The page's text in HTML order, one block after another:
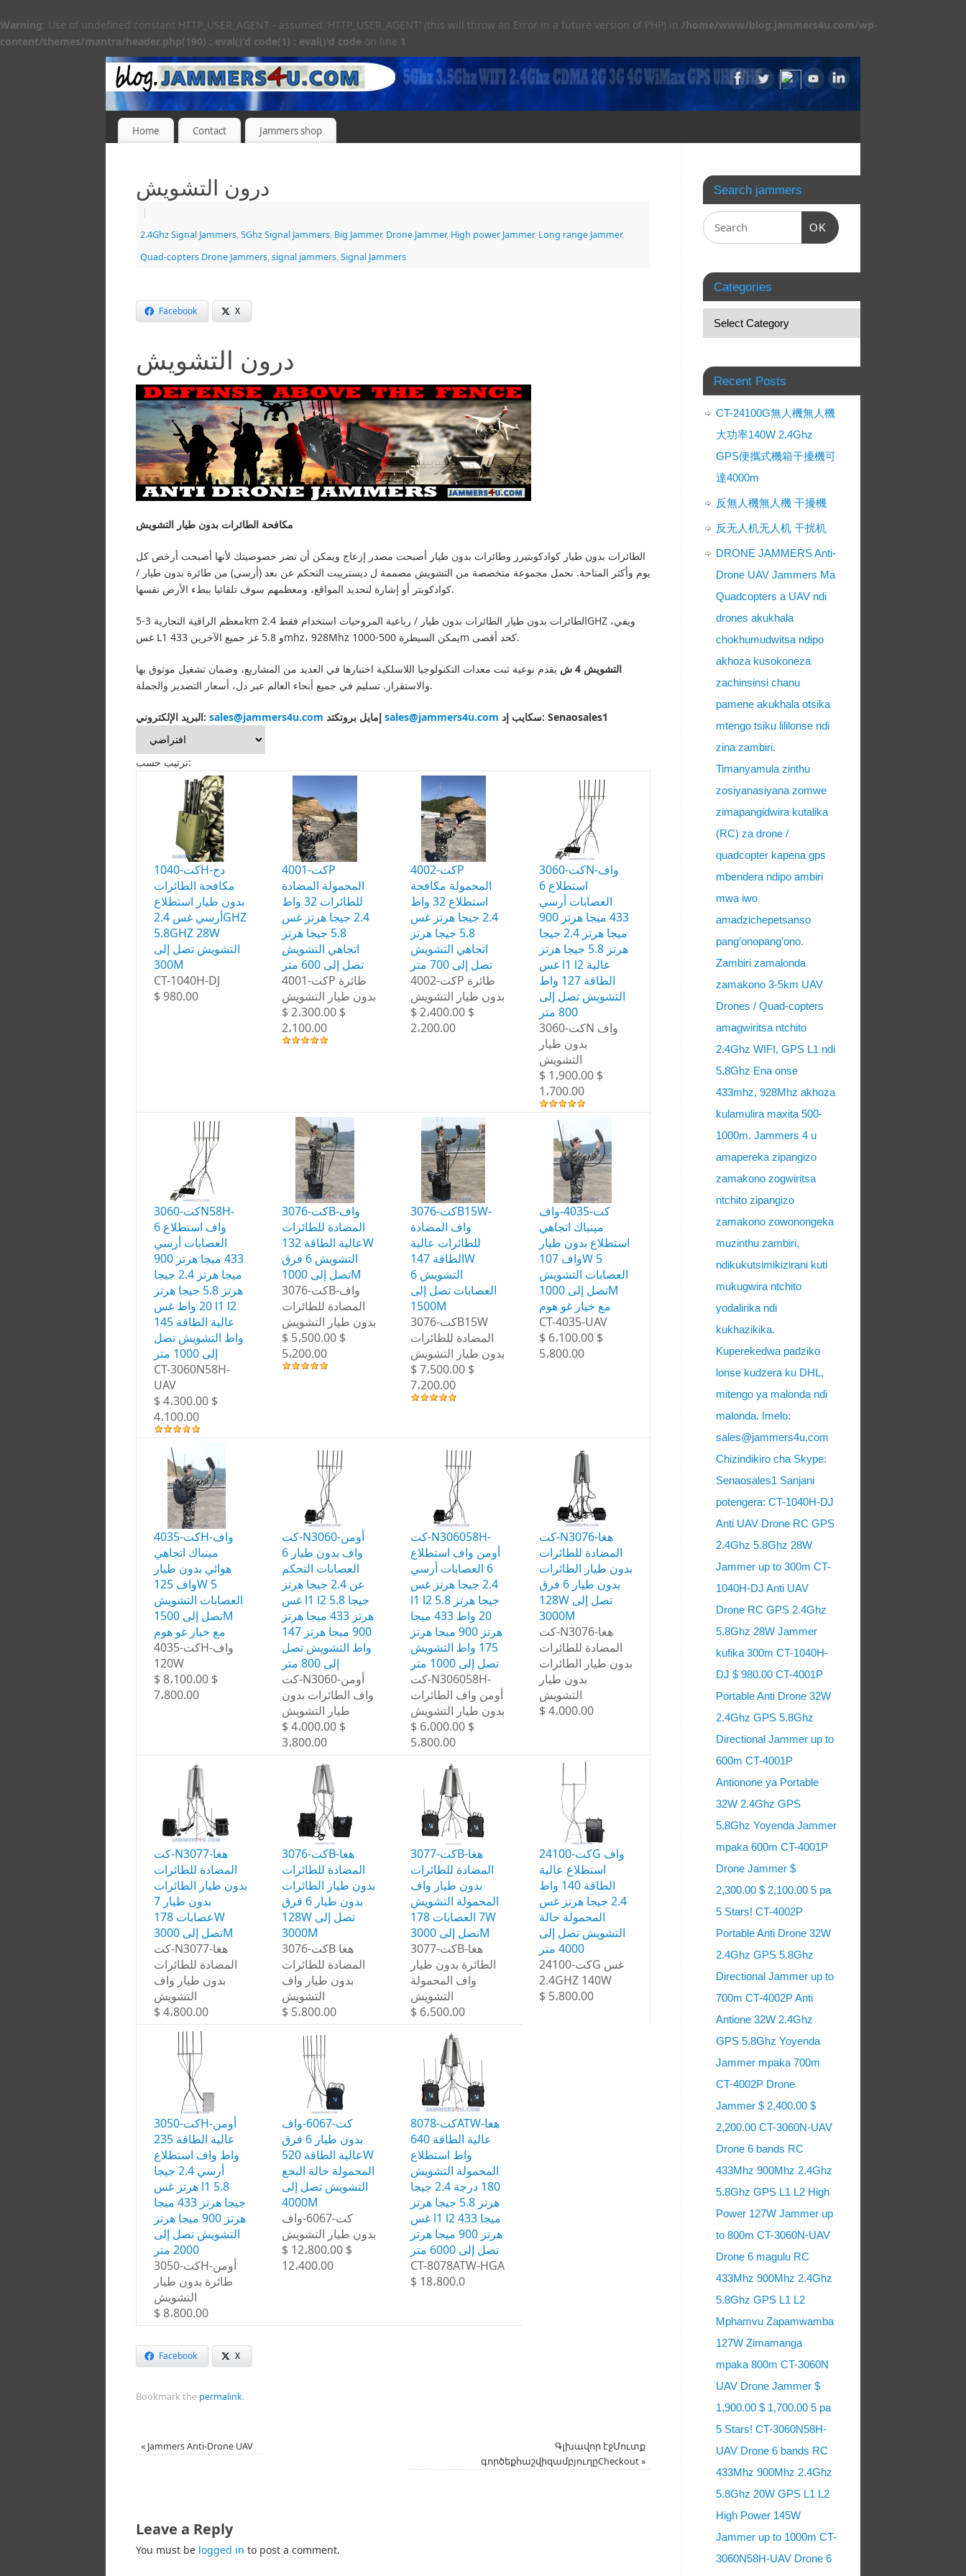
Warning: Use of undefined constant HTTP_USER_AGENT - assumed 'HTTP_USER_AGENT' (this will throw an Error in a future version of PHP) in /home/www/blog.jammers4u.com/wp-
content/themes/mantra/header.php(190) : eval()'d code(1) : eval()'d code on line 1
Home Contact Jammers shop
درون التشويش
|
2.4Ghz Signal Jammers, 5Ghz Signal Jammers, Big Jammer, Drone Jammer, High power Jammer, Long range Jammer,
Quad-copters Drone Jammers, signal jammers, Signal Jammers
Facebook X
درون التشويش
مكافحة الطائرات بدون طيار التشويش
الطائرات بدون طيار كوادكوبتيرز وطائرات بدون طيار أصبحت مصدر إزعاج ويمكن أن تضر خصوصيتك لأنها أصبحت أرخص كل
يوم وأكثر المتاحة. نحمل مجموعة متخصصة من التشويش مصممة ل ديستريبت التحكم عن بعد (أرسي) من طائرة بدون طيار /
كوادكوبتر أو إشارة لتحديد المواقع، ومعظمهم سوف تلقائيا ببطء الأرض نفسها.
معظم الراقية التجارية 3-5km الطائرات بدون طيار الطائرات بدون طيار / رباعية المروحيات استخدام فقط 2.4GHZ ويفي،
غس L1 و 5.8 غز جميع الآخرين 433mhz، 928Mhz يمكن السيطرة 500-1000m كحد أقصى.
التشويش 4 ش
يقدم نوعية ثبت معدات التكنولوجيا اللاسلكية اختبارها في العديد من المشاريع، وضمان تشغيل موثوق بها
والاستقرار.تسليم في جميع أنحاء العالم عبر دل، أسعار التصدير والجملة.
البريد الإلكتروني: sales@jammers4u.com إمايل بروتكتد sales@jammers4u.com سكايب إد: Senaosales1
ترتيب حسب:
كت-1040H-دج
مكافحة الطائرات
بدون طيار استطلاع
أرسي غس 2.4GHZ
5.8GHZ 28W
التشويش تصل إلى
300M
CT-1040H-DJ
$ 980.00
كت-4001P
المحمولة المضادة
للطائرات 32 واط
2.4 جيجا هرتز غس
5.8 جيجا هرتز
اتجاهي التشويش
تصل إلى 600 متر
كت-4001P طائرة
بدون طيار التشويش
$ 2،300.00 $
2،100.00
كت-4002P
المحمولة مكافحة
استطلاع 32 واط
2.4 جيجا هرتز غس
5.8 جيجا هرتز
اتجاهي التشويش
تصل إلى 700 متر
كت-4002P طائرة
بدون طيار التشويش
$ 2،400.00 $
2،200.00
كت-3060N-واف
استطلاع 6
العصابات أرسي
433 ميجا هرتز 900
ميجا هرتز 2.4 جيجا
هرتز 5.8 جيجا هرتز
غس l1 l2 عالية
الطاقة 127 واط
التشويش تصل إلى
800 متر
كت-3060N واف
بدون طيار
التشويش
$ 1،900.00 $
1،700.00
كت-3060N58H-
واف استطلاع 6
العصابات أرسي
433 ميجا هرتز 900
ميجا هرتز 2.4 جيجا
هرتز 5.8 جيجا هرتز
20 واط غس l1 l2
عالية الطاقة 145
واط التشويش تصل
إلى 1000 متر
CT-3060N58H-
UAV
$ 4،300.00 $
4،100.00
كت-3076B-واف
المضادة للطائرات
عالية الطاقة 132W
التشويش 6 فرق
تصل إلى 1000M
كت-3076B-واف
المضادة للطائرات
بدون طيار التشويش
$ 5،500.00 $
5،200.00
كت-3076B15W-
واف المضادة
للطائرات عالية
الطاقة 147W
التشويش 6
العصابات تصل إلى
1500M
كت-3076B15W
المضادة للطائرات
بدون طيار التشويش
$ 7،500.00 $
7،200.00
كت-4035-واف
مينباك اتجاهي
استطلاع بدون طيار
واف 107W 5
العصابات التشويش
تصل إلى 1000M
مع خيار غو هوم
CT-4035-UAV
$ 6،100.00 $
5،800.00
كت-4035H-واف
مينباك اتجاهي
هوائي بدون طيار
واف 125W 5
العصابات التشويش
تصل إلى 1500M
مع خيار غو هوم
كت-4035H-واف
120W
$ 8،100.00 $
7،800.00
كت-N3060-أومن
واف بدون طيار 6
العصابات التحكم
عن 2.4 جيجا هرتز
غس l1 l2 5.8 جيجا
هرتز 433 ميجا هرتز
900 ميجا هرتز 147
واط التشويش تصل
إلى 800 متر
كت-N3060-أومن
واف الطائرات بدون
طيار التشويش
$ 4،000.00 $
3،800.00
كت-N306058H-
أومن واف استطلاع
6 العصابات أرسي
2.4 جيجا هرتز غس
l1 l2 5.8 جيجا هرتز
20 واط 433 ميجا
هرتز 900 ميجا هرتز
175 واط التشويش
تصل إلى 1000 متر
كت-N306058H-
أومن واف الطائرات
بدون طيار التشويش
$ 6،000.00 $
5،800.00
كت-N3076-هغا
المضادة للطائرات
بدون طيار الطائرات
بدون طيار 6 فرق
128W تصل إلى
3000M
كت-N3076-هغا
المضادة للطائرات
بدون طيار الطائرات
بدون طيار
التشويش
$ 4،000.00
كت-N3077-هغا
المضادة للطائرات
بدون طيار الطائرات
بدون طيار 7
عصابات 178W
تصل إلى 3000M
كت-N3077-هغا
المضادة للطائرات
بدون طيار واف
التشويش
$ 4،800.00
كت-3076B-هغا
المضادة للطائرات
بدون طيار الطائرات
بدون طيار 6 فرق
128W تصل إلى
3000M
كت-3076B هغا
المضادة للطائرات
بدون طيار واف
التشويش
$ 5،800.00
كت-3077B-هغا
المضادة للطائرات
بدون طيار واف
المحمولة التشويش
7 العصابات 178W
تصل إلى 3000M
كت-3077B-هغا
الطائرة بدون طيار
واف المحمولة
التشويش
$ 6،500.00
كت-24100G واف
استطلاع عالية
الطاقة 140 واط
2.4 جيجا هرتز غس
المحمولة حالة
التشويش تصل إلى
4000 متر
كت-24100G غس
2.4GHZ 140W
$ 5،800.00
كت-3050H-أومن
عالية الطاقة 235
واط واف استطلاع
أرسي 2.4 جيجا
هرتز غس l1 5.8
جيجا هرتز 433 ميجا
هرتز 900 ميجا هرتز
التشويش تصل إلى
2000 متر
كت-3050H-أومن
طائرة بدون طيار
التشويش
$ 8،800.00
كت-6067-واف
بدون طيار 6 فرق
عالية الطاقة 520W
المحمولة حالة البجع
التشويش تصل إلى
4000M
كت-6067-واف
بدون طيار التشويش
$ 12،800.00 $
12،400.00
كت-8078ATW-هغا
عالية الطاقة 640
واط استطلاع
المحمولة التشويش
180 درجة 2.4 جيجا
هرتز 5.8 جيجا هرتز
غس l1 l2 433 ميجا
هرتز 900 ميجا هرتز
تصل إلى 6000 متر
CT-8078ATW-HGA
$ 18،800.0
Facebook X
Bookmark the permalink.
« Jammers Anti-Drone UAV
Գլխավոր էջՄուտք
գործեքհաշվիզամբյուղըCheckout»
Leave a Reply
You must be logged in to post a comment.
Search jammers
OK
Categories
Recent Posts
CT-24100G無人機無人機
大功率140W 2.4Ghz
GPS便攜式機箱干擾機可
達4000m
反無人機無人機 干擾機
反无人机无人机 干扰机
DRONE JAMMERS Anti-
Drone UAV Jammers Ma
Quadcopters a UAV ndi
drones akukhala
chokhumudwitsa ndipo
akhoza kusokoneza
zachinsinsi chanu
pamene akukhala otsika
mtengo tsiku lililonse ndi
zina zambiri.
Timanyamula zinthu
zosiyanasiyana zomwe
zimapangidwira kutalika
(RC) za drone /
quadcopter kapena gps
mbendera ndipo ambiri
mwa iwo
amadzichepetsanso
pang’onopang’ono.
Zambiri zamalonda
zamakono 3-5km UAV
Drones / Quad-copters
amagwiritsa ntchito
2.4Ghz WIFI, GPS L1 ndi
5.8Ghz Ena onse
433mhz, 928Mhz akhoza
kulamulira maxita 500-
1000m. Jammers 4 u
amapereka zipangizo
zamakono zogwiritsa
ntchito zipangizo
zamakono zowonongeka
muzinthu zambiri,
ndikukutsimikizirani kuti
mukugwira ntchito
yodalirika ndi
kukhazikika.
Kuperekedwa padziko
lonse kudzera ku DHL,
mitengo ya malonda ndi
malonda. Imelo:
sales@jammers4u.com
Chizindikiro cha Skype:
Senaosales1 Sanjani
potengera: CT-1040H-DJ
Anti UAV Drone RC GPS
2.4Ghz 5.8Ghz 28W
Jammer up to 300m CT-
1040H-DJ Anti UAV
Drone RC GPS 2.4Ghz
5.8Ghz 28W Jammer
kufika 300m CT-1040H-
DJ $ 980.00 CT-4001P
Portable Anti Drone 32W
2.4Ghz GPS 5.8Ghz
Directional Jammer up to
600m CT-4001P
Antionone ya Portable
32W 2.4Ghz GPS
5.8Ghz Yoyenda Jammer
mpaka 600m CT-4001P
Drone Jammer $
2,300.00 $ 2,100.00 5 pa
5 Stars! CT-4002P
Portable Anti Drone 32W
2.4Ghz GPS 5.8Ghz
Directional Jammer up to
700m CT-4002P Anti
Antione 32W 2.4Ghz
GPS 5.8Ghz Yoyenda
Jammer mpaka 700m
CT-4002P Drone
Jammer $ 2,400.00 $
2,200.00 CT-3060N-UAV
Drone 6 bands RC
433Mhz 900Mhz 2.4Ghz
5.8Ghz GPS L1 L2 High
Power 127W Jammer up
to 800m CT-3060N-UAV
Drone 6 magulu RC
433Mhz 900Mhz 2.4Ghz
5.8Ghz GPS L1 L2
Mphamvu Zapamwamba
127W Zimamanga
mpaka 800m CT-3060N
UAV Drone Jammer $
1,900.00 $ 1,700.00 5 pa
5 Stars! CT-3060N58H-
UAV Drone 6 bands RC
433Mhz 900Mhz 2.4Ghz
5.8Ghz 20W GPS L1 L2
High Power 145W
Jammer up to 1000m CT-
3060N58H-UAV Drone 6